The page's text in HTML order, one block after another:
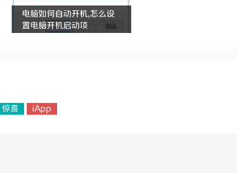
电脑如何自动开机,怎么设
置电脑开机启动项
惊喜 iApp